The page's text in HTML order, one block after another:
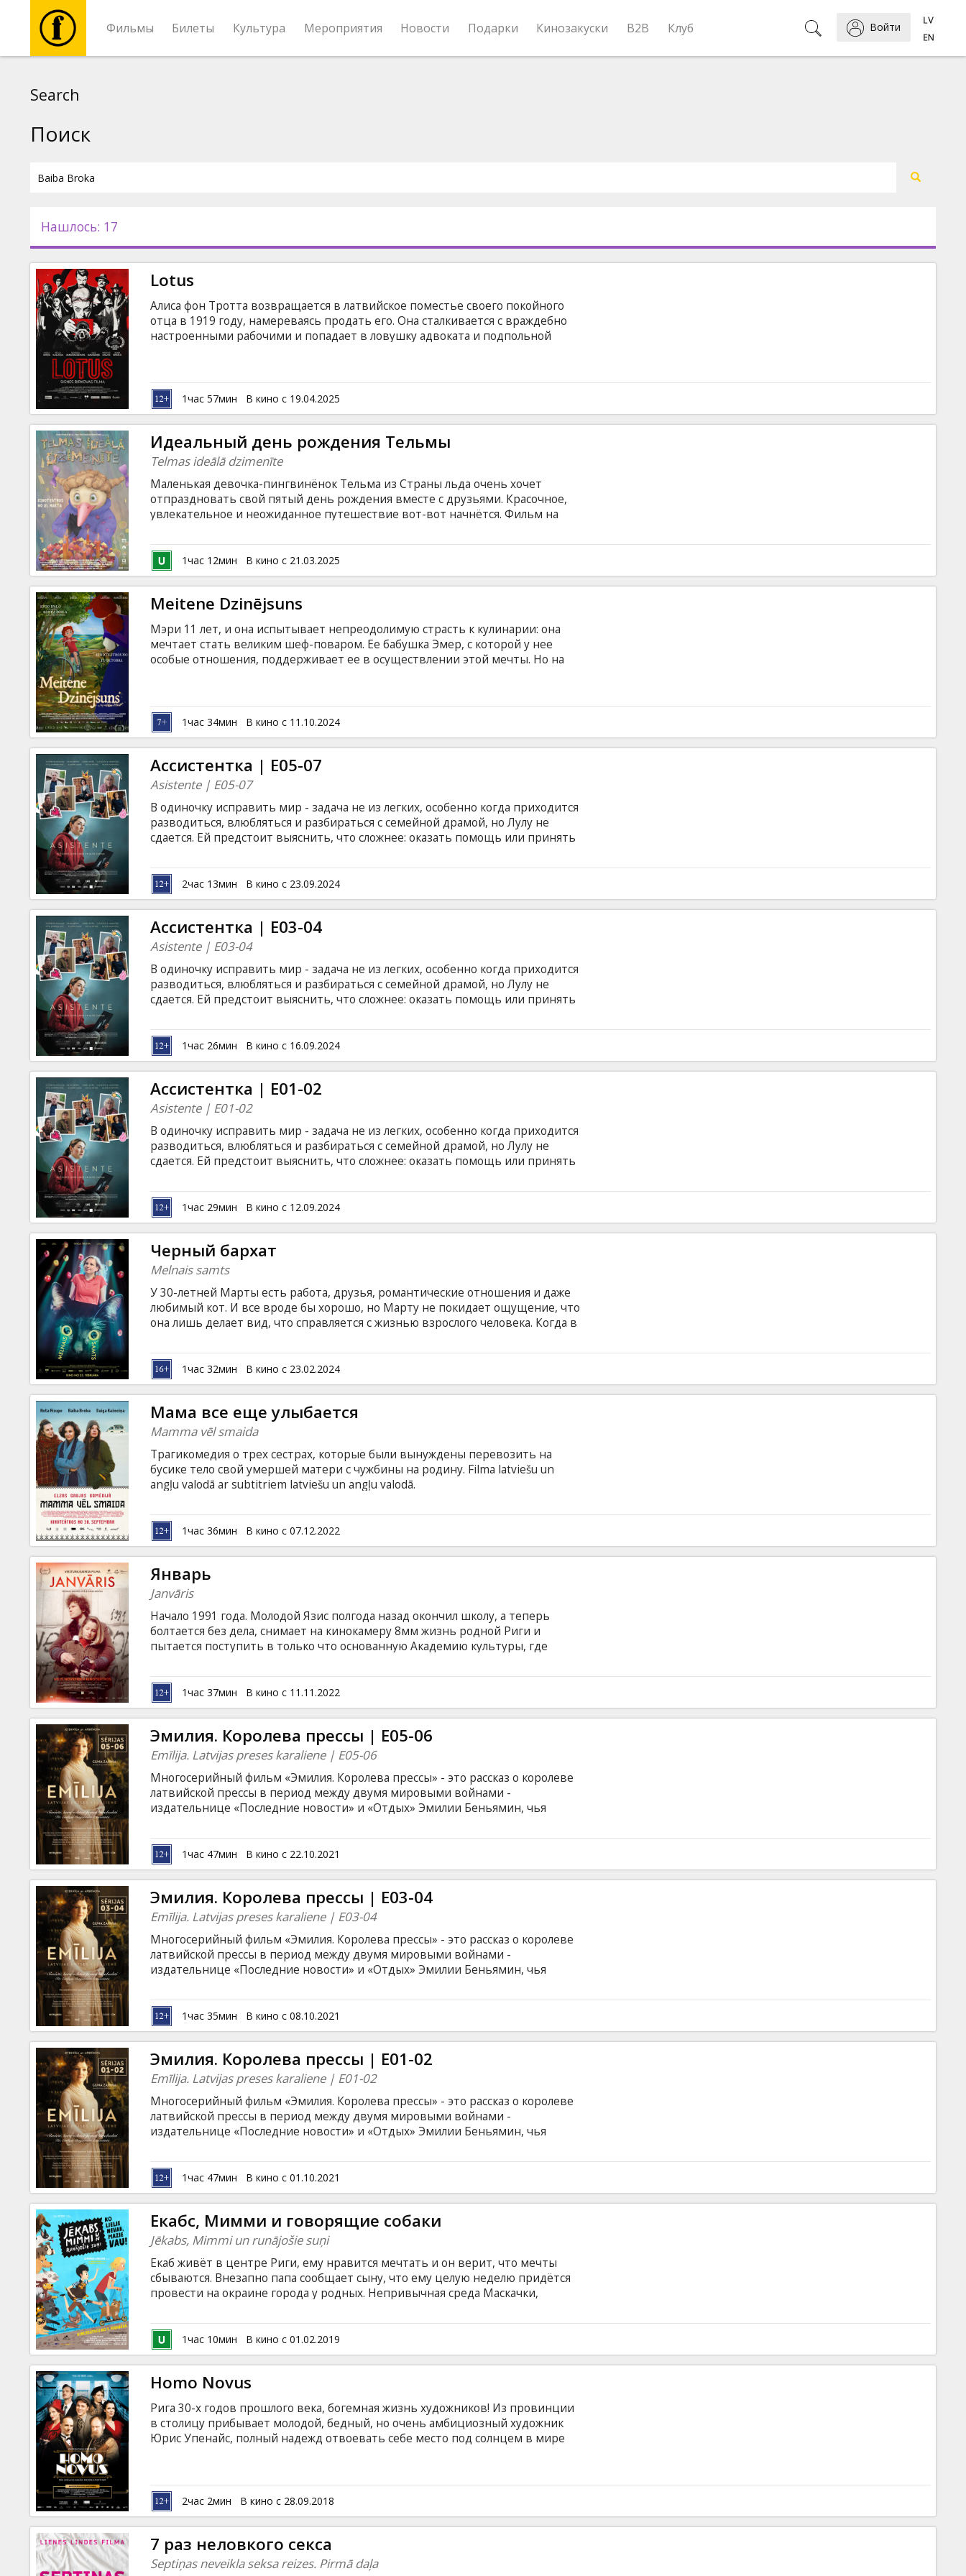
Фильмы Билеты Культура Мероприятия Новости Подарки Кинозакуски B2B Клуб Войти
Новости
Подарки
Кинозакуски
B2B
Клуб
Search
Поиск
Нашлось: 17
Lotus
Алиса фон Тротта возвращается в латвийское поместье своего покойного
отца в 1919 году, намереваясь продать его. Она сталкивается с враждебно
настроенными рабочими и попадает в ловушку адвоката и подпольной
латышскими субтитрами в местах, где говорят на этом иностранном языке.
1час 57мин В кино с 19.04.2025
Идеальный день рождения Тельмы
Telmas ideālā dzimenīte
Маленькая девочка-пингвинёнок Тельма из Страны льда очень хочет
отпраздновать свой пятый день рождения вместе с друзьями. Красочное,
увлекательное и неожиданное путешествие вот-вот начнётся. Фильм на
1час 12мин В кино с 21.03.2025
Meitene Dzinējsuns
Мэри 11 лет, и она испытывает непреодолимую страсть к кулинарии: она
мечтает стать великим шеф-поваром. Ее бабушка Эмер, с которой у нее
особые отношения, поддерживает ее в осуществлении этой мечты. Но на
через барьеры времени, в котором встречаются четыре поколения женщин
и узнают друг друга по-настоящему и глубоко.
1час 34мин В кино с 11.10.2024
Ассистентка | E05-07
Asistente | E05-07
В одиночку исправить мир - задача не из легких, особенно когда приходится
разводиться, влюбляться и разбираться с семейной драмой, но Лулу не
сдается. Ей предстоит выяснить, что сложнее: оказать помощь или принять
женщине удается (или не удается!) добиться успеха в социальной работе.
Фильм на латышском языке с субтитрами на латышском языке.
2час 13мин В кино с 23.09.2024
Ассистентка | E03-04
Asistente | E03-04
В одиночку исправить мир - задача не из легких, особенно когда приходится
разводиться, влюбляться и разбираться с семейной драмой, но Лулу не
сдается. Ей предстоит выяснить, что сложнее: оказать помощь или принять
женщине удается (или не удается!) добиться успеха в социальной работе.
Фильм на латышском языке с субтитрами на латышском языке.
1час 26мин В кино с 16.09.2024
Ассистентка | E01-02
Asistente | E01-02
В одиночку исправить мир - задача не из легких, особенно когда приходится
разводиться, влюбляться и разбираться с семейной драмой, но Лулу не
сдается. Ей предстоит выяснить, что сложнее: оказать помощь или принять
женщине удается (или не удается!) добиться успеха в социальной работе.
Фильм на латышском языке с субтитрами на латышском языке.
1час 29мин В кино с 12.09.2024
Черный бархат
Melnais samts
У 30-летней Марты есть работа, друзья, романтические отношения и даже
любимый кот. И все вроде бы хорошо, но Марту не покидает ощущение, что
она лишь делает вид, что справляется с жизнью взрослого человека. Когда в
замечает, как оказывается втянута в стремительный водоворот событий,
одновременно пытаясь найти ответ на вопрос о том, в чем смысл жизни, и
как вообще найти в себе силы не опускать руки. Фильм на латышском языке
с английскими субтитрами.
1час 32мин В кино с 23.02.2024
Мама все еще улыбается
Mamma vēl smaida
Трагикомедия о трех сестрах, которые были вынуждены перевозить на
бусике тело свой умершей матери с чужбины на родину. Filma latviešu un
angļu valodā ar subtitriem latviešu un angļu valodā.
1час 36мин В кино с 07.12.2022
Январь
Janvāris
Начало 1991 года. Молодой Язис полгода назад окончил школу, а теперь
болтается без дела, снимает на кинокамеру 8мм жизнь родной Риги и
пытается поступить в только что основанную Академию культуры, где
повестка в армию, в странах Балтии продолжается борьба за независимость,
Дом печати захватывает Рижский ОМОН, а вокруг все активнее говорят о
необходимости защитить независимость на неких баррикадах. Фильм на
латышском языке с субтитрами на английском языке.
1час 37мин В кино с 11.11.2022
Эмилия. Королева прессы | E05-06
Emīlija. Latvijas preses karaliene | E05-06
Многосерийный фильм «Эмилия. Королева прессы» - это рассказ о королеве
латвийской прессы в период между двумя мировыми войнами -
издательнице «Последние новости» и «Отдых» Эмилии Беньямин, чья
истории. Фильм на латышском языке.
1час 47мин В кино с 22.10.2021
Эмилия. Королева прессы | E03-04
Emīlija. Latvijas preses karaliene | E03-04
Многосерийный фильм «Эмилия. Королева прессы» - это рассказ о королеве
латвийской прессы в период между двумя мировыми войнами -
издательнице «Последние новости» и «Отдых» Эмилии Беньямин, чья
истории. Фильм на латышском языке.
1час 35мин В кино с 08.10.2021
Эмилия. Королева прессы | E01-02
Emīlija. Latvijas preses karaliene | E01-02
Многосерийный фильм «Эмилия. Королева прессы» - это рассказ о королеве
латвийской прессы в период между двумя мировыми войнами -
издательнице «Последние новости» и «Отдых» Эмилии Беньямин, чья
истории. Фильм на латышском языке.
1час 47мин В кино с 01.10.2021
Екабc, Мимми и говорящие собаки
Jēkabs, Mimmi un runājošie suņi
Екаб живёт в центре Риги, ему нравится мечтать и он верит, что мечты
сбываются. Внезапно папа сообщает сыну, что ему целую неделю придётся
провести на окраине города у родных. Непривычная среда Маскачки,
подмигивает – всё это только начало его необычных приключений.
Оказывается, предприниматель Колобок планирует превратить
романтическое предместье в безличные небоскрёбы. Дети и собаки готовы
встать у него на пути. Но справятся ли они? C 1 февраля фильм на
латышском языке c субтитрами на русском языкe.
1час 10мин В кино с 01.02.2019
Homo Novus
Рига 30-х годов прошлого века, богемная жизнь художников! Из провинции
в столицу прибывает молодой, бедный, но очень амбициозный художник
Юрис Упенайс, полный надежд отвоевать себе место под солнцем в мире
полны комических, временами трогательных недоразумений! Фильм на
латышском языке с субтитрами на русском и английском языке.
2час 2мин В кино с 28.09.2018
7 раз неловкого секса
Septiņas neveikla seksa reizes. Pirmā daļa